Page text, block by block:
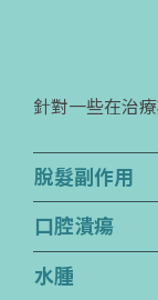
針對一些在治
脫髮副作用
口腔潰瘍
水腫